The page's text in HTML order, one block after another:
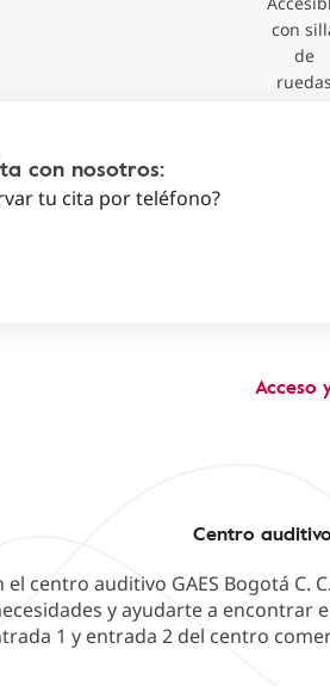
con
de
ruedas
con nosotros:
tu cita por teléfono?
Acceso
Centro
el centro auditivo GAES Bogotá
y ayudarte a encontrar
1 y entrada 2 del centro